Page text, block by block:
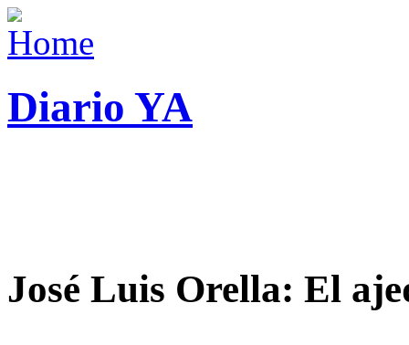
Diario YA
José Luis Orella: El